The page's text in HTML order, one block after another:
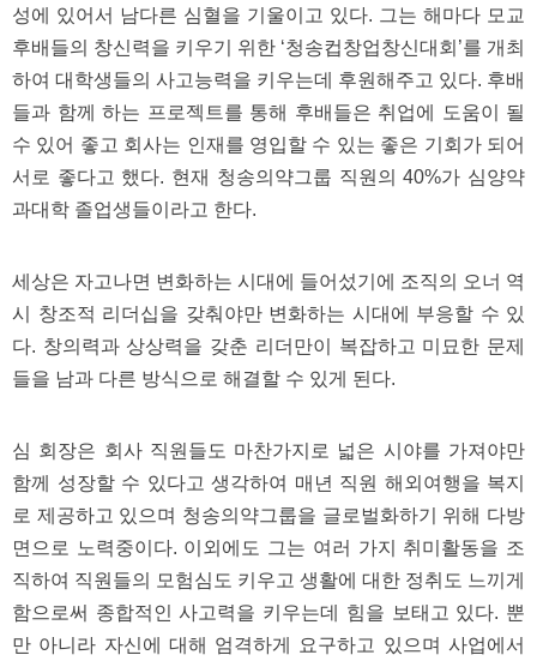
성에 있어서 남다른 심혈을 기울이고 있다. 그는 해마다 모교
후배들의 창신력을 키우기 위한 ‘청송컵창업창신대회’를 개최
하여 대학생들의 사고능력을 키우는데 후원해주고 있다. 후배
들과 함께 하는 프로젝트를 통해 후배들은 취업에 도움이 될
수 있어 좋고 회사는 인재를 영입할 수 있는 좋은 기회가 되어
서로 좋다고 했다. 현재 청송의약그룹 직원의 40%가 심양약
과대학 졸업생들이라고 한다.
세상은 자고나면 변화하는 시대에 들어섰기에 조직의 오너 역
시 창조적 리더십을 갖춰야만 변화하는 시대에 부응할 수 있
다. 창의력과 상상력을 갖춘 리더만이 복잡하고 미묘한 문제
들을 남과 다른 방식으로 해결할 수 있게 된다.
심 회장은 회사 직원들도 마찬가지로 넓은 시야를 가져야만
함께 성장할 수 있다고 생각하여 매년 직원 해외여행을 복지
로 제공하고 있으며 청송의약그룹을 글로벌화하기 위해 다방
면으로 노력중이다. 이외에도 그는 여러 가지 취미활동을 조
직하여 직원들의 모험심도 키우고 생활에 대한 정취도 느끼게
함으로써 종합적인 사고력을 키우는데 힘을 보태고 있다. 뿐
만 아니라 자신에 대해 엄격하게 요구하고 있으며 사업에서